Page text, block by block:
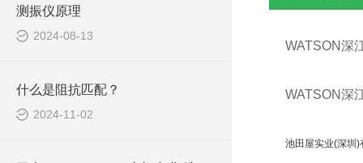
测振仪原理
2024-08-13
什么是阻抗匹配？
2024-11-02
WATSON深
WATSON深
池田屋实业(深圳